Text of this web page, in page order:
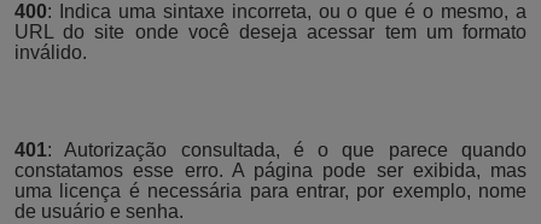
400: Indica uma sintaxe incorreta, ou o que é o mesmo, a
URL do site onde você deseja acessar tem um formato
inválido.
401: Autorização consultada, é o que parece quando
constatamos esse erro. A página pode ser exibida, mas
uma licença é necessária para entrar, por exemplo, nome
de usuário e senha.